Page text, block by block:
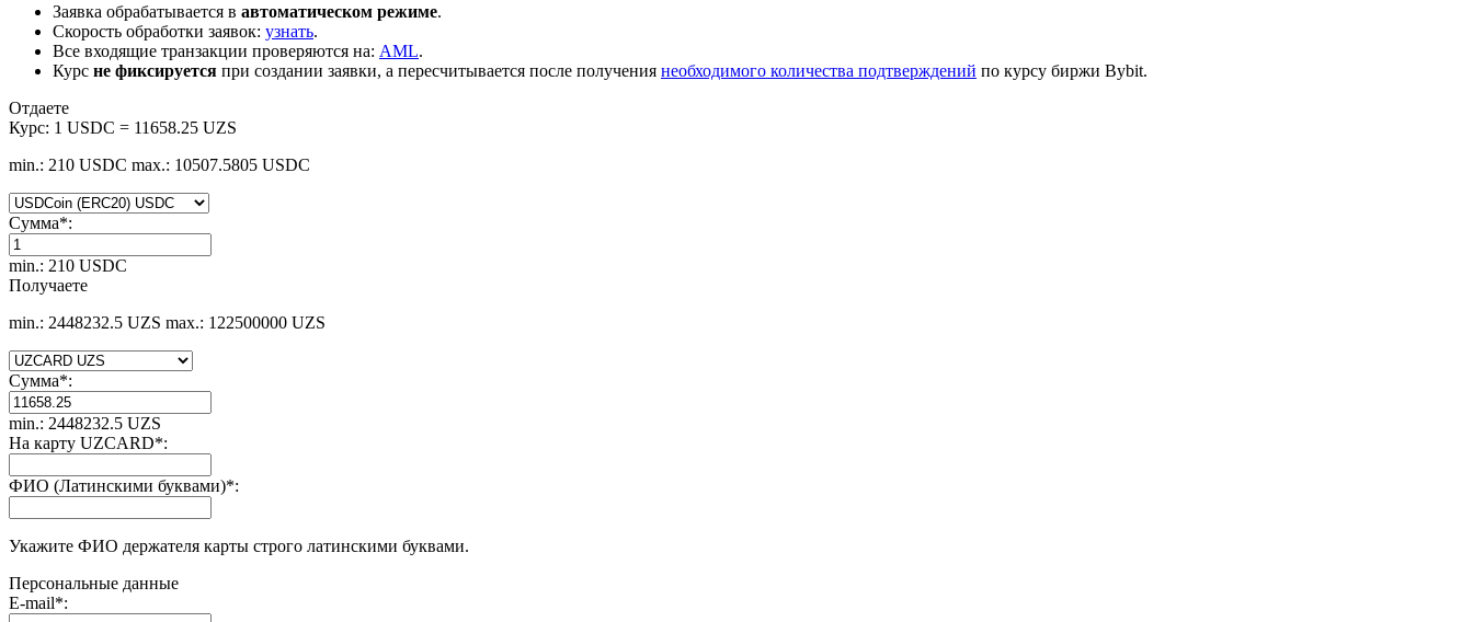
Заявка обрабатывается в автоматическом режиме.
Скорость обработки заявок: узнать.
Все входящие транзакции проверяются на: AML.
Курс не фиксируется при создании заявки, а пересчитывается после получения необходимого количества подтверждений по курсу биржи Bybit.
Отдаете
Курс: 1 USDC = 11658.25 UZS
min.: 210 USDC max.: 10507.5805 USDC
Сумма*:
min.: 210 USDC
Получаете
min.: 2448232.5 UZS max.: 122500000 UZS
Сумма*:
min.: 2448232.5 UZS
На карту UZCARD*:
ФИО (Латинскими буквами)*:
Укажите ФИО держателя карты строго латинскими буквами.
Персональные данные
E-mail*: